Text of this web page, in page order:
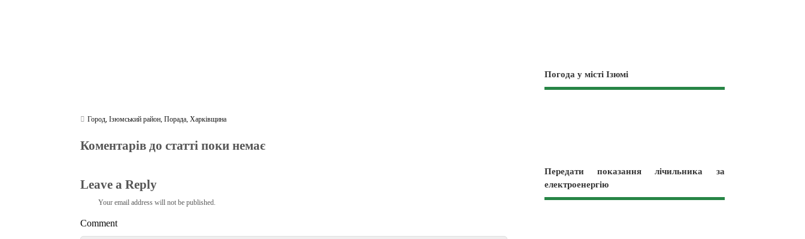
Город,Ізюмський район,Порада,Харківщина
Коментарів до статті поки немає
Leave a Reply
Your email address will not be published.
Comment
Погода у місті Ізюмі
Передати показання лічильника за
електроенергію